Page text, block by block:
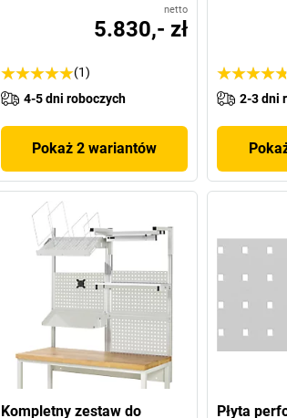
netto
5.830,- zł
(1)
4-5 dni roboczych
Pokaż 2 wariantów
2-3 dni
Kompletny zestaw do Płyta